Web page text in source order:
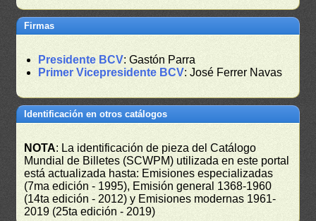
Firmas
Presidente BCV: Gastón Parra
Primer Vicepresidente BCV: José Ferrer Navas
Identificación en otros catálogos
NOTA: La identificación de pieza del Catálogo
Mundial de Billetes (SCWPM) utilizada en este portal
está actualizada hasta: Emisiones especializadas
(7ma edición - 1995), Emisión general 1368-1960
(14ta edición - 2012) y Emisiones modernas 1961-
2019 (25ta edición - 2019)